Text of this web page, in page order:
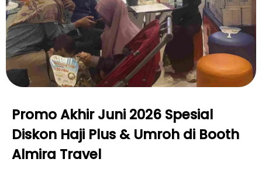
Promo Akhir Juni 2026 Spesial
Diskon Haji Plus & Umroh di Booth
Almira Travel